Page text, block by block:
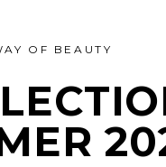
OF BEAUTY